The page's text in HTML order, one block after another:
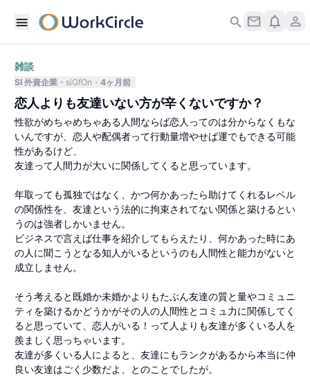
雑談
SI 外資企業 siGfOn 4ヶ月前
恋人よりも友達いない方が辛くないですか？
性欲がめちゃめちゃある人間ならば恋人ってのは分からなくもな
いんですが、恋人や配偶者って行動量増やせば運でもできる可能
性があるけど、
友達って人間力が大いに関係してくると思っています。
年取っても孤独ではなく、かつ何かあったら助けてくれるレベル
の関係性を、友達という法的に拘束されてない関係と築けるとい
うのは強者しかいません。
ビジネスで言えば仕事を紹介してもらえたり、何かあった時にあ
の人に聞こうとなる知人がいるというのも人間性と能力がないと
成立しません。
そう考えると既婚か未婚かよりもたぶん友達の質と量やコミュニ
ティを築けるかどうかがその人の人間性とコミュ力に関係してく
ると思っていて、恋人がいる！って人よりも友達が多くいる人を
羨ましく思っちゃいます。
友達が多くいる人によると、友達にもランクがあるから本当に仲
良い友達はごく少数だよ、とのことでしたが。